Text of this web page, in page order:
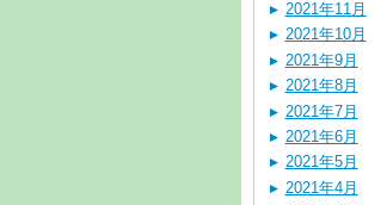
2021年11月
2021年10月
2021年9月
2021年8月
2021年7月
2021年6月
2021年5月
2021年4月